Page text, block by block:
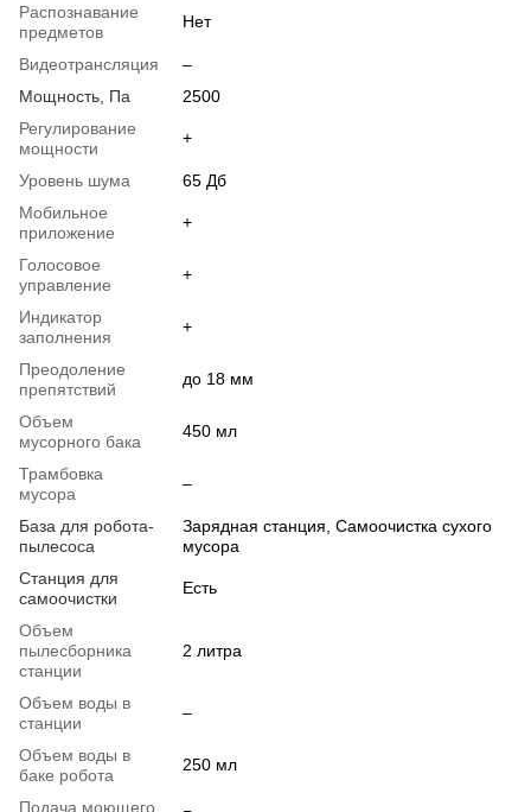
Распознавание
предметов
Нет
Видеотрансляция
–
Мощность, Па
2500
Регулирование
мощности
+
Уровень шума
65 Дб
Мобильное
приложение
+
Голосовое
управление
+
Индикатор
заполнения
+
Преодоление
препятствий
до 18 мм
Объем
мусорного бака
450 мл
Трамбовка
мусора
–
База для робота-
пылесоса
Зарядная станция, Самоочистка сухого
мусора
Станция для
самоочистки
Есть
Объем
пылесборника
станции
2 литра
Объем воды в
станции
–
Объем воды в
баке робота
250 мл
Подача моющего